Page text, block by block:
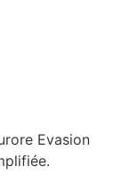
Evasion